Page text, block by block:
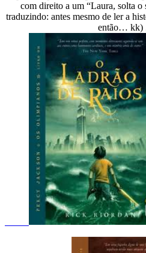
com direito a um “Laura, solta o
traduzindo: antes mesmo de ler a
então…